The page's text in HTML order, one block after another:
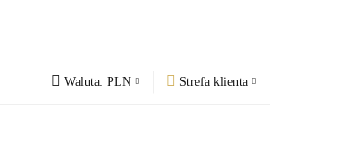
Waluta: PLN Strefa klienta